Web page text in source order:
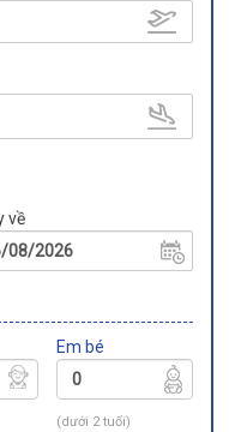
về
Em bé
(dưới 2 tuổi)